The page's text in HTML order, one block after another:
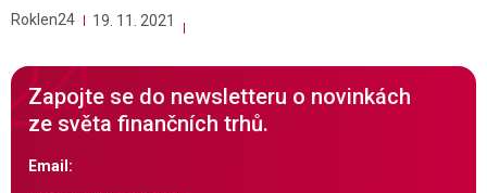
Roklen24 19. 11. 2021
Zapojte se do newsletteru o novinkách
ze světa finančních trhů.
Email: